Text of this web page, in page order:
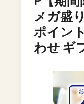
メガ盛
ポイン
わせ ギ